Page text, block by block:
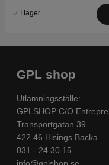
I lager
GPL shop
Utlämningsställe:
GPLSHOP C/O
Transportgatan 39
422 46 Hisings Backa
031 - 24 30 15
info@gplshop.se